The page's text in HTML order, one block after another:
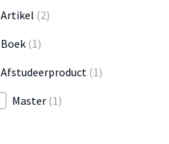
Artikel (2)
Boek (1)
Afstudeerproduct (1)
Master (1)